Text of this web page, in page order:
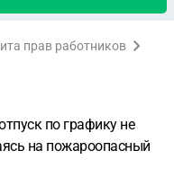
прав работников
по графику не
на пожароопасный